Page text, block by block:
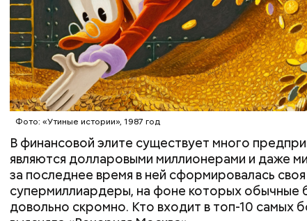
Фото: «Утиные истории», 1987 год
В финансовой элите существует много
являются долларовыми миллионерами и даже
за последнее время в ней сформировалась
супермиллиардеры, на фоне которых обычные
довольно скромно. Кто входит в топ-10 самых
Фото: Shutterstock